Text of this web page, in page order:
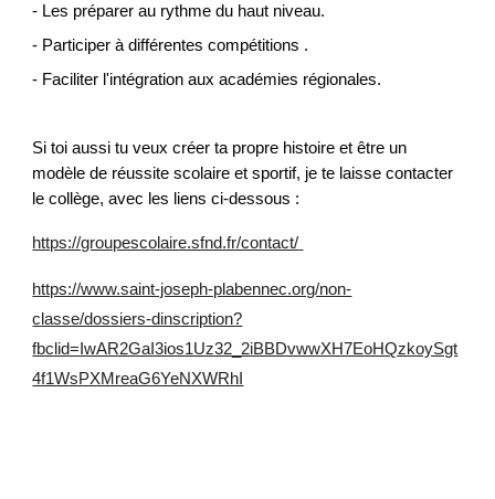
- Les préparer au rythme du haut niveau.
- Participer à différentes compétitions .
- Faciliter l'intégration aux académies régionales.
Si toi aussi tu veux créer ta propre histoire et être un
modèle de réussite scolaire et sportif, je te laisse contacter
le collège, avec les liens ci-dessous :
https://groupescolaire.sfnd.fr/contact/
https://www.saint-joseph-plabennec.org/non-
classe/dossiers-dinscription?
fbclid=IwAR2GaI3ios1Uz32_2iBBDvwwXH7EoHQzkoySgt
4f1WsPXMreaG6YeNXWRhI